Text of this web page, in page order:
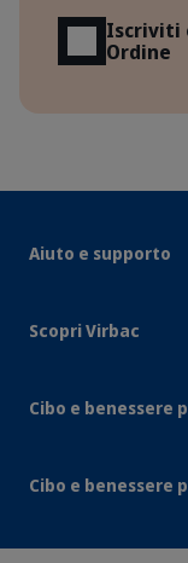
Iscriviti
Ordine
Aiuto e supporto
Scopri Virbac
Cibo e benessere
Cibo e benessere